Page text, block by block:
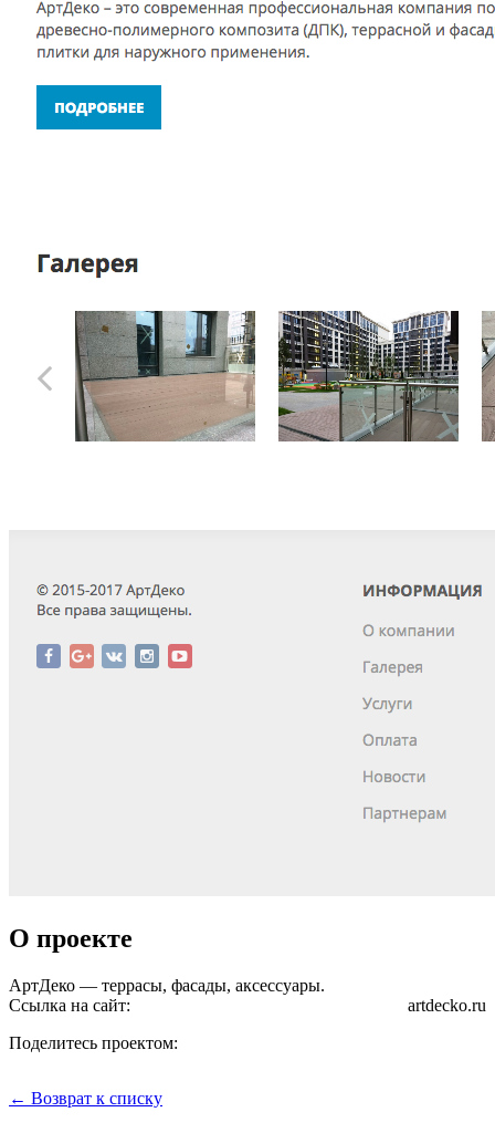
О проекте
АртДеко — террасы, фасады, аксессуары.
Ссылка на сайт:
artdecko.ru
Поделитесь проектом:
← Возврат к списку